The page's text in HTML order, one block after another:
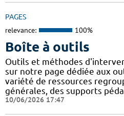
PAGES
relevance: 100%
Boîte à outils
Outils et méthodes
sur notre page dédiée aux
variété de ressources
générales, des supports
10/06/2026 17:47